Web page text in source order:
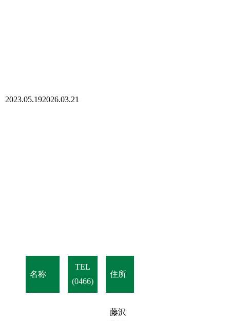
2023.05.192026.03.21
名称
TEL
(0466)
住所
藤沢